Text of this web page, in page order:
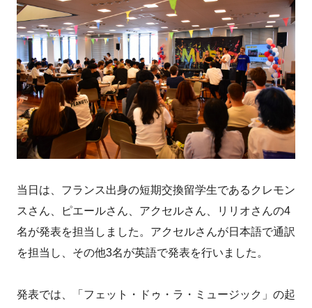
当日は、フランス出身の短期交換留学生であるクレモン
スさん、ピエールさん、アクセルさん、リリオさんの4
名が発表を担当しました。アクセルさんが日本語で通訳
を担当し、その他3名が英語で発表を行いました。
発表では、「フェット・ドゥ・ラ・ミュージック」の起